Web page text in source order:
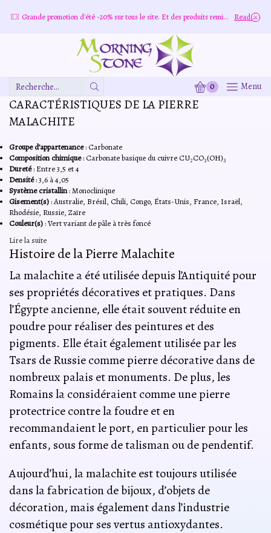
Grande promotion d'été -20% sur tous le site. Et des produits remisé indépendamment Read more
Zone
De
Saisie
De
0 Menu
CARACTÉRISTIQUES DE LA PIERRE
MALACHITE
Groupe d’appartenance: Carbonate
Composition chimique: Carbonate basique du cuivre CU₂CO₃(OH)₃
Dureté: Entre 3,5 et 4
Densité: 3,6 à 4,05
Système cristallin: Monoclinique
Gisement(s) : Australie, Brésil, Chili, Congo, États-Unis, France, Israël,
Rhodésie, Russie, Zaïre
Couleur(s) : Vert variant de pâle à très foncé
Lire la suite
Histoire de la Pierre Malachite
La malachite a été utilisée depuis l’Antiquité pour
ses propriétés décoratives et pratiques. Dans
l’Égypte ancienne, elle était souvent réduite en
poudre pour réaliser des peintures et des
pigments. Elle était également utilisée par les
Tsars de Russie comme pierre décorative dans de
nombreux palais et monuments. De plus, les
Romains la considéraient comme une pierre
protectrice contre la foudre et en
recommandaient le port, en particulier pour les
enfants, sous forme de talisman ou de pendentif.
Aujourd’hui, la malachite est toujours utilisée
dans la fabrication de bijoux, d’objets de
décoration, mais également dans l’industrie
cosmétique pour ses vertus antioxydantes.